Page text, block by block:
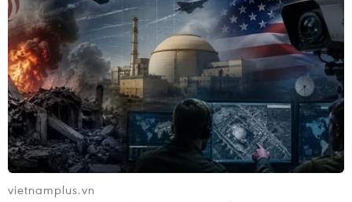
vietnamplus.vn